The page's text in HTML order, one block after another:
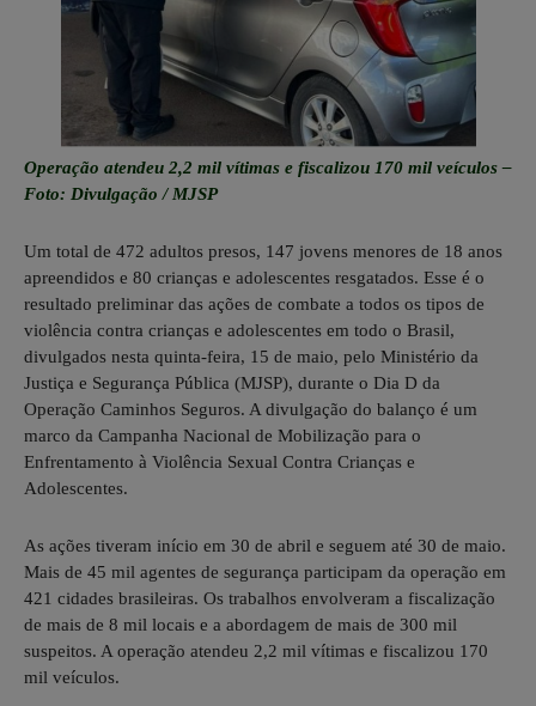
Operação atendeu 2,2 mil vítimas e fiscalizou 170 mil veículos –
Foto: Divulgação / MJSP
Um total de 472 adultos presos, 147 jovens menores de 18 anos
apreendidos e 80 crianças e adolescentes resgatados. Esse é o
resultado preliminar das ações de combate a todos os tipos de
violência contra crianças e adolescentes em todo o Brasil,
divulgados nesta quinta-feira, 15 de maio, pelo Ministério da
Justiça e Segurança Pública (MJSP), durante o Dia D da
Operação Caminhos Seguros. A divulgação do balanço é um
marco da Campanha Nacional de Mobilização para o
Enfrentamento à Violência Sexual Contra Crianças e
Adolescentes.
As ações tiveram início em 30 de abril e seguem até 30 de maio.
Mais de 45 mil agentes de segurança participam da operação em
421 cidades brasileiras. Os trabalhos envolveram a fiscalização
de mais de 8 mil locais e a abordagem de mais de 300 mil
suspeitos. A operação atendeu 2,2 mil vítimas e fiscalizou 170
mil veículos.